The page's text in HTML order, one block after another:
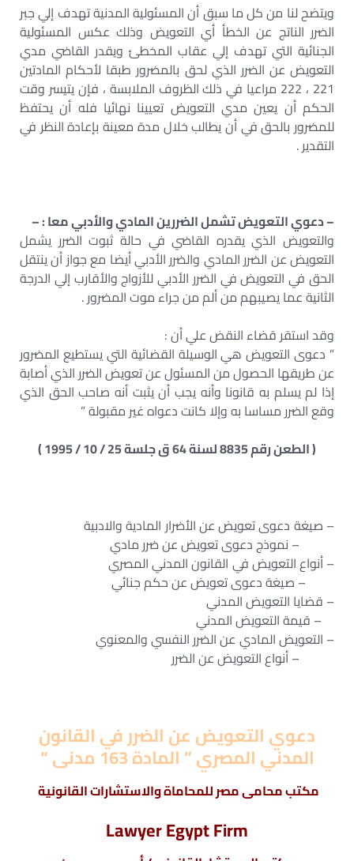
ويتضح لنا من كل ما سبق أن المسئولية المدنية تهدف إلي جبر
الضرر الناتج عن الخطأ أي التعويض وذلك عكس المسئولية
الجنائية التي تهدف إلي عقاب المخطئ ويقدر القاضي مدي
التعويض عن الضرر الذي لحق بالمضرور طبقا لأحكام المادتين
221 ، 222 مراعيا في ذلك الظروف الملابسة ، فإن يتيسر وقت
الحكم أن يعين مدي التعويض تعيينا نهائيا فله أن يحتفظ
للمضرور بالحق في أن يطالب خلال مدة معينة بإعادة النظر في
التقدير .
– دعوي التعويض تشمل الضررين المادي والأدبي معا : –
والتعويض الذي يقدره القاضي في حالة ثبوت الضرر يشمل
التعويض عن الضرر المادي والضرر الأدبي أيضا مع جواز أن ينتقل
الحق في التعويض في الضرر الأدبي للأزواج والأقارب إلي الدرجة
الثانية عما يصيبهم من ألم من جراء موت المضرور .
وقد استقر قضاء النقض علي أن :
” دعوى التعويض هي الوسيلة القضائية التي يستطيع المضرور
عن طريقها الحصول من المسئول عن تعويض الضرر الذي أصابة
إذا لم يسلم به قانونا وأنه يجب أن يثبت أنه صاحب الحق الذي
وقع الضرر مساسا به وإلا كانت دعواه غير مقبولة ”
( الطعن رقم 8835 لسنة 64 ق جلسة 25 / 10 / 1995 )
– صيغة دعوى تعويض عن الأضرار المادية والادبية
– نموذج دعوى تعويض عن ضرر مادي
– أنواع التعويض في القانون المدني المصري
– صيغة دعوى تعويض عن حكم جنائي
– قضايا التعويض المدني
– قيمة التعويض المدني
– التعويض المادي عن الضرر النفسي والمعنوي
– أنواع التعويض عن الضرر
دعوي التعويض عن الضرر في القانون
المدني المصري ” المادة 163 مدنى “
مكتب محامى مصر للمحاماة والاستشارات القانونية
Lawyer Egypt Firm